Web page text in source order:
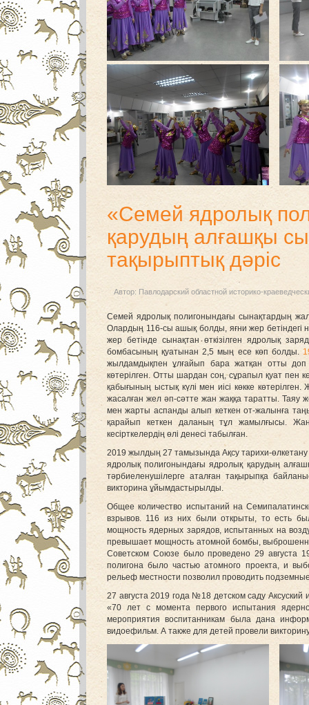
«Семей ядролық
қарудың алғашқы
тақырыптық дәріс
Автор: Павлодарский областной историко-
Семей ядролық полигонындағы сынақтардың
Олардың 116-сы ашық болды, яғни жер бетіндегі
жер бетінде сынақтан өткізілген ядролық
бомбасының қуатынан 2,5 мың есе көп болды.
жылдамдықпен ұлғайып бара жатқан отты
көтерілген. Отты шардан соң, сұрапыл қуат пен
қабығының ыстық күлі мен иісі көкке
жасалған жел әп-сәтте жан жаққа таратты. Таяу
мен жарты аспанды алып кеткен от-жалынға
қарайып кеткен даланың тұл жамылғысы.
кесірткелердің өлі денесі табылған.
2019 жылдың 27 тамызында Ақсу тарихи-
ядролық полигонындағы ядролық қарудың
тәрбиеленушілерге аталған тақырыпқа
викторина ұйымдастырылды.
Общее количество испытаний на
взрывов. 116 из них были открыты, то есть
мощность ядерных зарядов, испытанных на
превышает мощность атомной бомбы,
Советском Союзе было проведено 29 августа
полигона было частью атомного проекта, и
рельеф местности позволил проводить
27 августа 2019 года №18 детском саду Аксуский
«70 лет с момента первого испытания
мероприятия воспитанникам была дана
видоефильм. А также для детей провели